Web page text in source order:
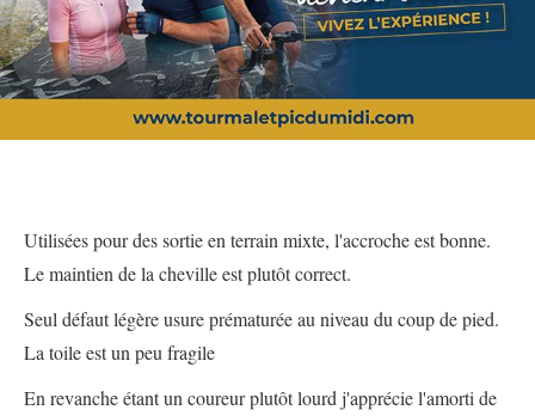
Utilisées pour des sortie en terrain mixte, l'accroche est bonne.
Le maintien de la cheville est plutôt correct.
Seul défaut légère usure prématurée au niveau du coup de pied.
La toile est un peu fragile
En revanche étant un coureur plutôt lourd j'apprécie l'amorti de